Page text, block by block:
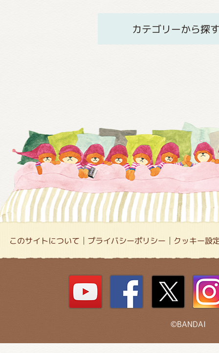
カテゴリーから探
このサイトについて プライバシーポリシー クッキー設
©BANDAI